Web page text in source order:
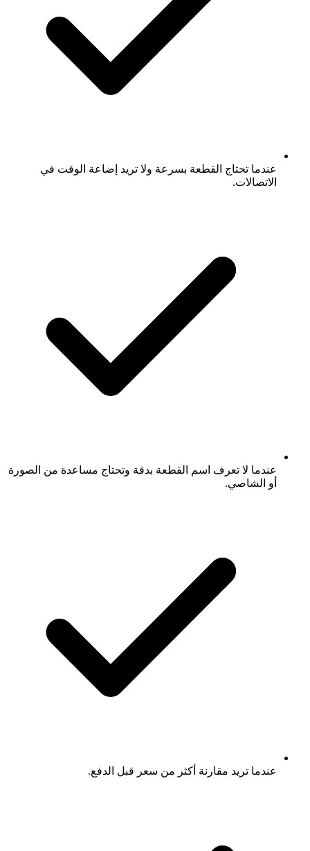
عندما تحتاج القطعة بسرعة ولا تريد إضاعة الوقت في
الاتصالات.
عندما لا تعرف اسم القطعة بدقة وتحتاج مساعدة من الصورة
أو الشاصي.
عندما تريد مقارنة أكثر من سعر قبل الدفع.